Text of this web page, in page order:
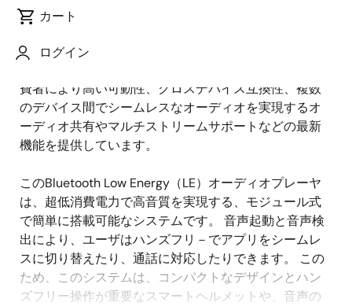
カート
ログイン
説
明
有線オーディオシステムがあまり好まれなくなるにつ
費者により高い可動性、クロスデバイス互換性、複数
のデバイス間でシームレスなオーディオを実現するオ
ーディオ共有やマルチストリームサポートなどの最新
機能を提供しています。
このBluetooth Low Energy（LE）オーディオプレーヤ
は、超低消費電力で高音質を実現する、モジュール式
で簡単に搭載可能なシステムです。 音声起動と音声検
出により、ユーザはハンズフリ－でアプリをシームレ
スに切り替えたり、通話に対応したりできます。 この
ため、このシステムは、コンパクトなデザインとハン
ズフリー操作が重要なスマートヘルメットや、音声の